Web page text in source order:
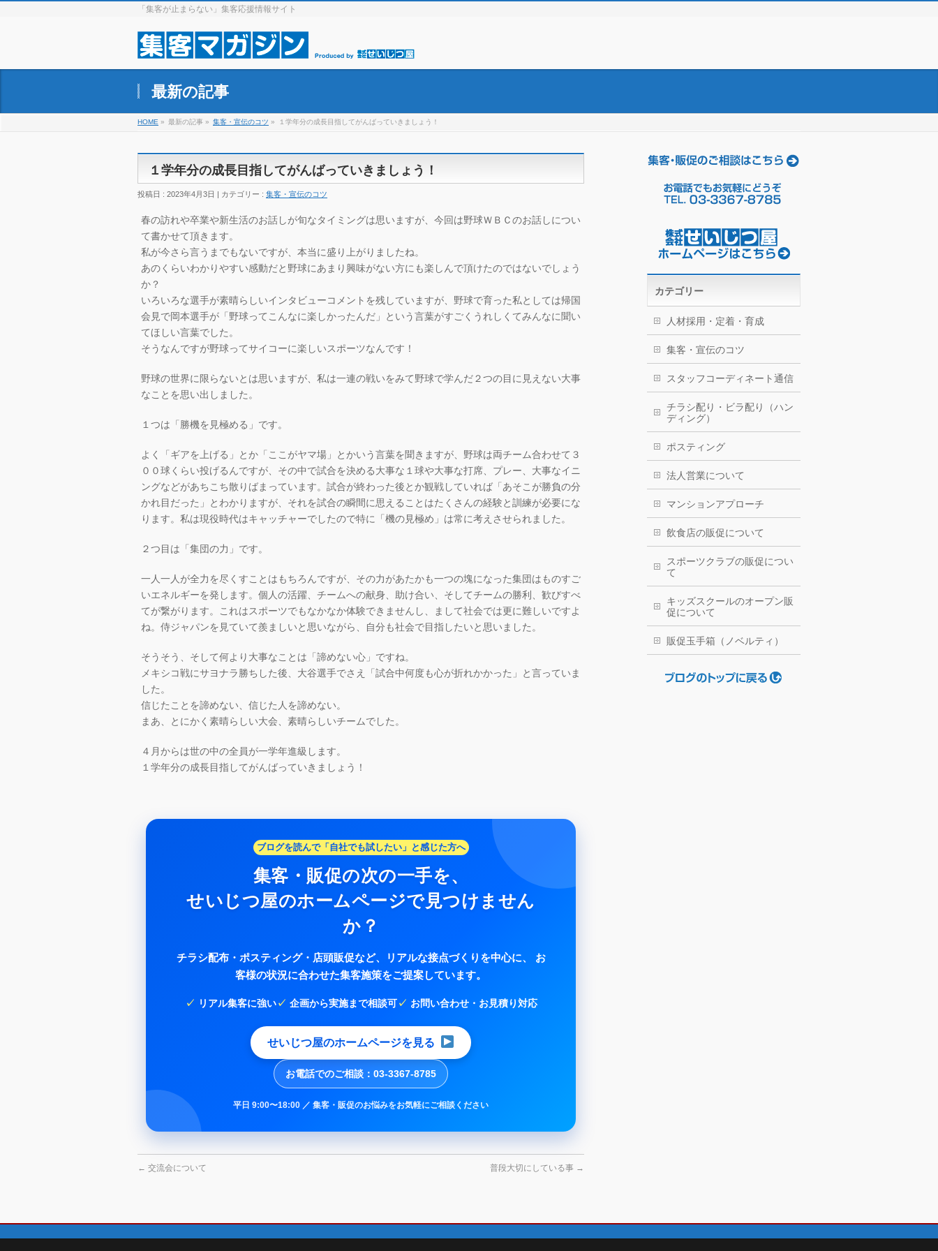
「集客が止まらない」集客応援情報サイト
最新の記事
HOME » 最新の記事 » 集客・宣伝のコツ » １学年分の成長目指してがんばっていきましょう！
１学年分の成長目指してがんばっていきましょう！
投稿日 : 2023年4月3日 | カテゴリー : 集客・宣伝のコツ
春の訪れや卒業や新生活のお話しが旬なタイミングは思いますが、今回は野球ＷＢＣのお話しについ
て書かせて頂きます。
私が今さら言うまでもないですが、本当に盛り上がりましたね。
あのくらいわかりやすい感動だと野球にあまり興味がない方にも楽しんで頂けたのではないでしょう
か？
いろいろな選手が素晴らしいインタビューコメントを残していますが、野球で育った私としては帰国
会見で岡本選手が「野球ってこんなに楽しかったんだ」という言葉がすごくうれしくてみんなに聞い
てほしい言葉でした。
そうなんですが野球ってサイコーに楽しいスポーツなんです！
野球の世界に限らないとは思いますが、私は一連の戦いをみて野球で学んだ２つの目に見えない大事
なことを思い出しました。
１つは「勝機を見極める」です。
よく「ギアを上げる」とか「ここがヤマ場」とかいう言葉を聞きますが、野球は両チーム合わせて３
００球くらい投げるんですが、その中で試合を決める大事な１球や大事な打席、プレー、大事なイニ
ングなどがあちこち散りばまっています。試合が終わった後とか観戦していれば「あそこが勝負の分
かれ目だった」とわかりますが、それを試合の瞬間に思えることはたくさんの経験と訓練が必要にな
ります。私は現役時代はキャッチャーでしたので特に「機の見極め」は常に考えさせられました。
２つ目は「集団の力」です。
一人一人が全力を尽くすことはもちろんですが、その力があたかも一つの塊になった集団はものすご
いエネルギーを発します。個人の活躍、チームへの献身、助け合い、そしてチームの勝利、歓びすべ
てが繋がります。これはスポーツでもなかなか体験できませんし、まして社会では更に難しいですよ
ね。侍ジャパンを見ていて羨ましいと思いながら、自分も社会で目指したいと思いました。
そうそう、そして何より大事なことは「諦めない心」ですね。
メキシコ戦にサヨナラ勝ちした後、大谷選手でさえ「試合中何度も心が折れかかった」と言っていま
した。
信じたことを諦めない、信じた人を諦めない。
まあ、とにかく素晴らしい大会、素晴らしいチームでした。
４月からは世の中の全員が一学年進級します。
１学年分の成長目指してがんばっていきましょう！
ブログを読んで「自社でも試したい」と感じた方へ
集客・販促の次の一手を、
せいじつ屋のホームページで見つけません
か？
チラシ配布・ポスティング・店頭販促など、リアルな接点づくりを中心に、 お
客様の状況に合わせた集客施策をご提案しています。
リアル集客に強い 企画から実施まで相談可 お問い合わせ・お見積り対応
せいじつ屋のホームページを見る
お電話でのご相談：03-3367-8785
平日 9:00〜18:00 ／ 集客・販促のお悩みをお気軽にご相談ください
← 交流会について 普段大切にしている事 →
カテゴリー
人材採用・定着・育成
集客・宣伝のコツ
スタッフコーディネート通信
チラシ配り・ビラ配り（ハン
ディング）
ポスティング
法人営業について
マンションアプローチ
飲食店の販促について
スポーツクラブの販促につい
て
キッズスクールのオープン販
促について
販促玉手箱（ノベルティ）